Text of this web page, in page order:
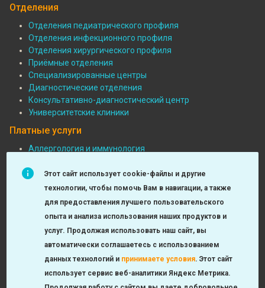
Отделения
Подвал:
Отделения
Отделения педиатрического профиля
Отделения инфекционного профиля
Отделения хирургического профиля
Приёмные отделения
Специализированные центры
Диагностические отделения
Консультативно-диагностический центр
Университетские клиники
Платные услуги
Подвал:
Платные
услуги
Аллергология и иммунология
Функциональная диагностика
Детская хирургия
Лаборатория
Оториноларингология
Check-up
Этот сайт использует cookie-файлы и другие
технологии, чтобы помочь Вам в навигации, а также
для предоставления лучшего пользовательского
опыта и анализа использования наших продуктов и
услуг. Продолжая использовать наш сайт, вы
автоматически соглашаетесь с использованием
данных технологий и принимаете условия. Этот сайт
использует сервис веб-аналитики Яндекс Метрика.